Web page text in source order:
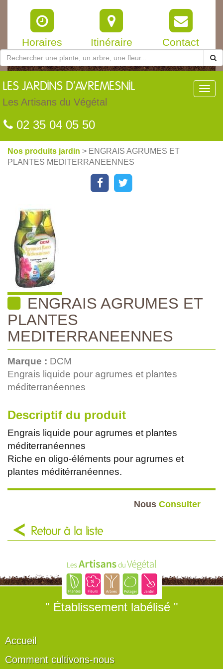
Horaires Itinéraire Contact
LES JARDINS D'AVREMESNIL
Les Artisans du Végétal
02 35 04 05 50
Nos produits jardin > ENGRAIS AGRUMES ET
PLANTES MEDITERRANEENNES
ENGRAIS AGRUMES ET
PLANTES
MEDITERRANEENNES
Marque : DCM
Engrais liquide pour agrumes et plantes
méditerranéennes
Descriptif du produit
Engrais liquide pour agrumes et plantes
méditerranéennes
Riche en oligo-éléments pour agrumes et
plantes méditérranéennes.
Nous Consulter
Retour à la liste
" Établissement labélisé "
Accueil
Comment cultivons-nous